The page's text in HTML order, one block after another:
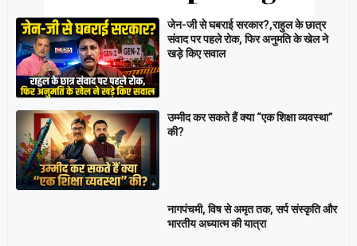
जेन-जी से घबराई सरकार?,राहुल के छात्र
संवाद पर पहले रोक, फिर अनुमति के खेल ने
खड़े किए सवाल
उम्मीद कर सकते हैं क्या “एक शिक्षा व्यवस्था”
की?
नागपंचमी, ​विष से अमृत तक, सर्प संस्कृति और
भारतीय अध्यात्म की यात्रा